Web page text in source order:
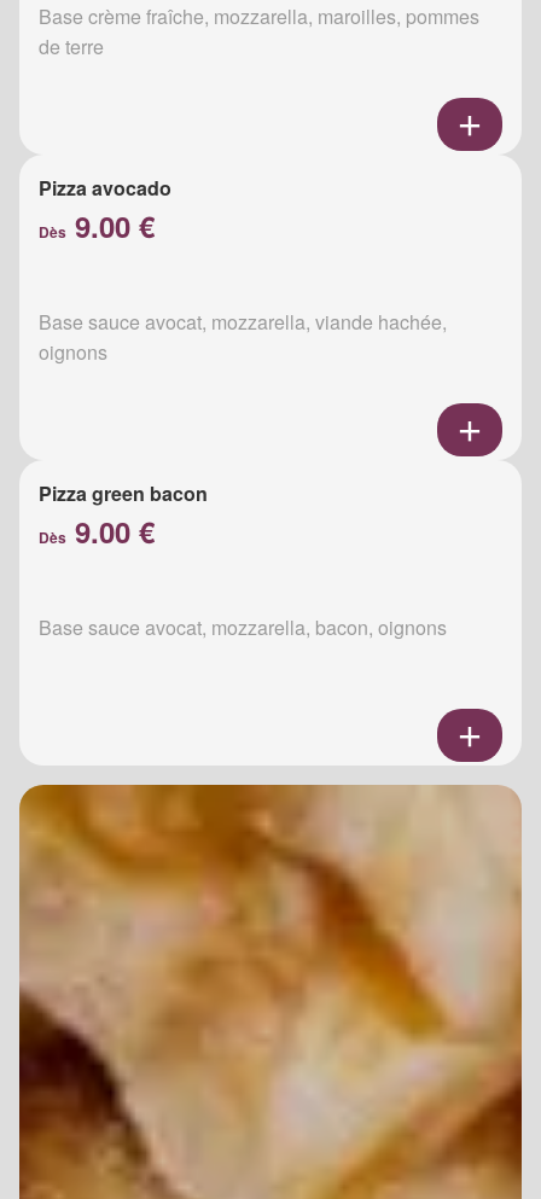
Base crème fraîche, mozzarella, maroilles, pommes
de terre
Pizza avocado
Dès 9.00 €
Base sauce avocat, mozzarella, viande hachée,
oignons
Pizza green bacon
Dès 9.00 €
Base sauce avocat, mozzarella, bacon, oignons